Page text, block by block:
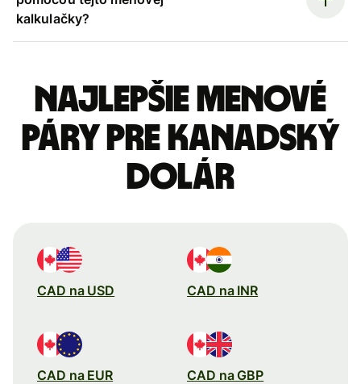
kalkulačky?
Najlepšie menové
páry pre Kanadský
dolár
CAD na USD CAD na INR
CAD na EUR CAD na GBP